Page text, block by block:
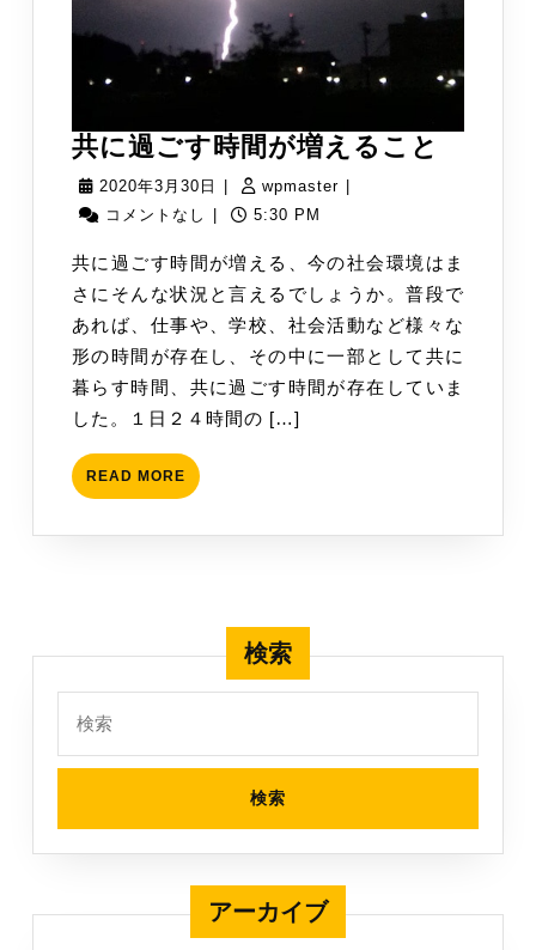
共に過ごす時間が増えること
す
時
間
が
増
2020年3月30日
2020
年
月
30
日
wpmaster wpmaster
コメントなし
5:30 PM
共に過ごす時間が増える、今の社会環境はま
さにそんな状況と言えるでしょうか。普段で
あれば、仕事や、学校、社会活動など様々な
形の時間が存在し、その中に一部として共に
暮らす時間、共に過ごす時間が存在していま
した。１日２４時間の […]
READ MORE READ
MORE
検索
索:
アーカイブ